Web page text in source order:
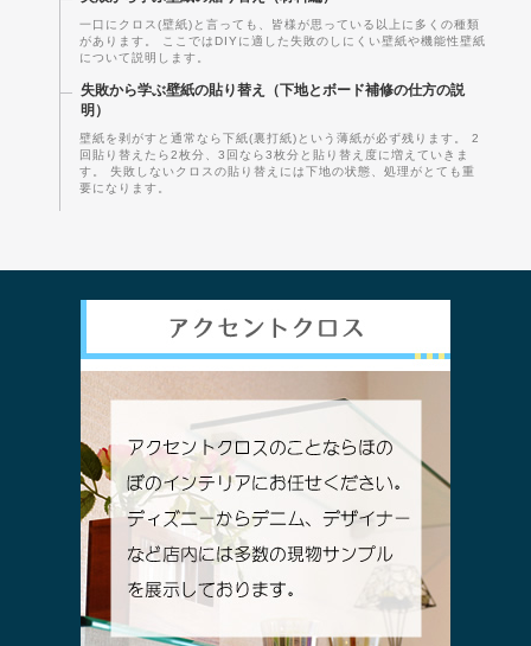
一口にクロス(壁紙)と言っても、皆様が思っている以上に多くの種類
があります。 ここではDIYに適した失敗のしにくい壁紙や機能性壁紙
について説明します。
失敗から学ぶ壁紙の貼り替え（下地とボード補修の仕方の説
明）
壁紙を剥がすと通常なら下紙(裏打紙)という薄紙が必ず残ります。 2
回貼り替えたら2枚分、3回なら3枚分と貼り替え度に増えていきま
す。 失敗しないクロスの貼り替えには下地の状態、処理がとても重
要になります。